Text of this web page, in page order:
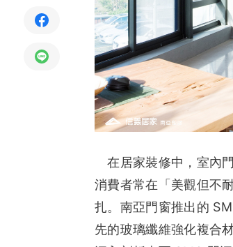
在居家裝修中，室內
消費者常在「美觀但不
扎。南亞門窗推出的
先的玻璃纖維強化複合